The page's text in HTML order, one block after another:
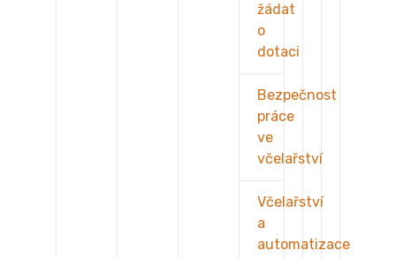
žádat
o
dotaci
Bezpečnost
práce
ve
včelařství
Včelařství
a
automatizace